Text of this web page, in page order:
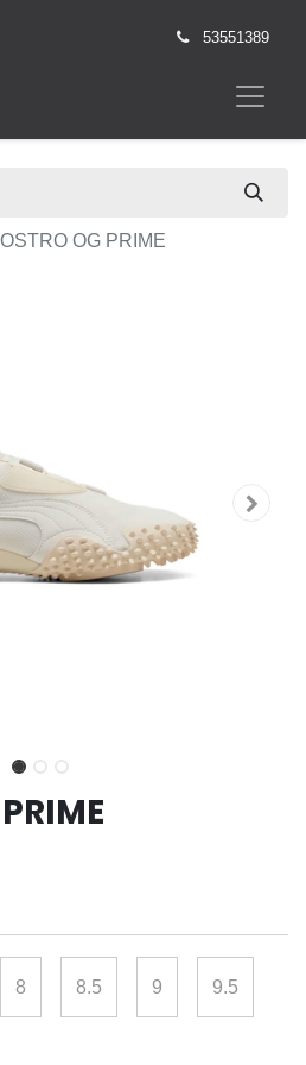
53551389
OG PRIME
8 8.5 9 9.5